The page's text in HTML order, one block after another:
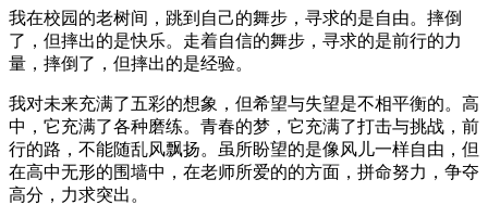
我在校园的老树间，跳到自己的舞步，寻求的是自由。摔倒
了，但摔出的是快乐。走着自信的舞步，寻求的是前行的力
量，摔倒了，但摔出的是经验。
我对未来充满了五彩的想象，但希望与失望是不相平衡的。高
中，它充满了各种磨练。青春的梦，它充满了打击与挑战，前
行的路，不能随乱风飘扬。虽所盼望的是像风儿一样自由，但
在高中无形的围墙中，在老师所爱的的方面，拼命努力，争夺
高分，力求突出。